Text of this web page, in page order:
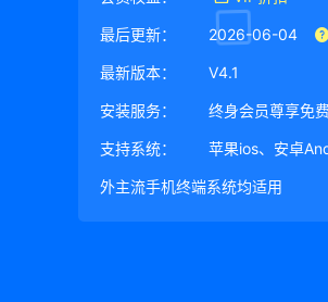
最后更新： 2026-06-04
最新版本： V4.1
安装服务： 终身会员尊享免
支持系统： 苹果ios、安卓
外主流手机终端系统均适用